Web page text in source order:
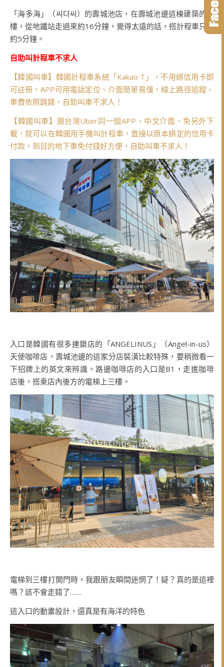
「海多海」（씨다씨）的壽城池店，在壽城池邊這棟建築的三
樓，從地鐵站走過來約16分鐘，覺得太遠的話，搭計程車只要
約5分鐘。
自助叫計程車不求人
【韓國叫車】韓國計程車系統「Kakao T」，不用綁信用卡即
可註冊，APP可用電話定位、介面簡單易懂，線上路徑追蹤、
車費依照跳錶，自助叫車不求人！
【韓國叫車】跟台灣Uber同一個APP，中文介面、免另外下
載，就可以在韓國用手機叫計程車，直接以原本綁定的信用卡
付款，到目的地下車免付錢好方便，自助叫車不求人！
入口是韓國有很多連鎖店的「ANGELINUS」（Angel-in-us）
天使咖啡店，壽城池邊的這家分店裝潢比較特殊，要稍微看一
下招牌上的英文來辨識。路邊咖啡店的入口是B1，走進咖啡
店後，搭乘店內後方的電梯上三樓。
電梯到三樓打開門時，我跟朋友瞬間迷惘了！疑？真的是這裡
嗎？該不會走錯了……
這入口的動畫設計，還真是有海洋的特色